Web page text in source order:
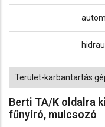
Tags
Terület-karbantartás
Berti TA/K oldalra
fűnyíró, mulcsozó